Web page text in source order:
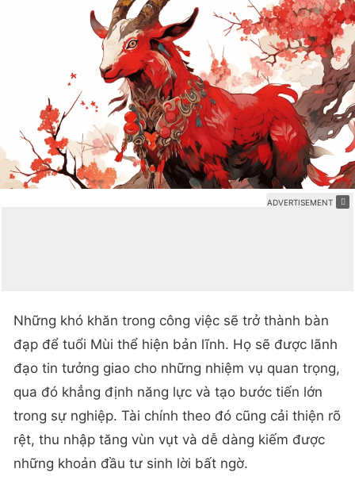
Những khó khăn trong công việc sẽ trở thành bàn
đạp để tuổi Mùi thể hiện bản lĩnh. Họ sẽ được lãnh
đạo tin tưởng giao cho những nhiệm vụ quan trọng,
qua đó khẳng định năng lực và tạo bước tiến lớn
trong sự nghiệp. Tài chính theo đó cũng cải thiện rõ
rệt, thu nhập tăng vùn vụt và dễ dàng kiếm được
những khoản đầu tư sinh lời bất ngờ.